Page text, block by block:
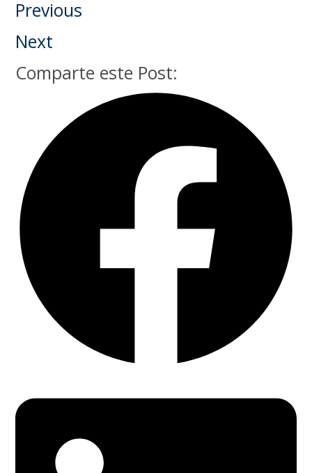
Previous
Next
Comparte este Post: